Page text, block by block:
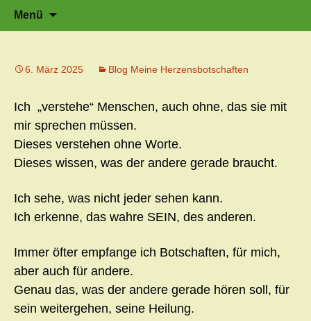
ZumHerzflüstern – Sonja Schwarzmaier –
Herzfluestern.de
Zeit für neue Wege
Menü
nach:
6. März 2025 Blog Meine Herzensbotschaften
Ich „verstehe“ Menschen, auch ohne, das sie mit
mir sprechen müssen.
Dieses verstehen ohne Worte.
Dieses wissen, was der andere gerade braucht.
Ich sehe, was nicht jeder sehen kann.
Ich erkenne, das wahre SEIN, des anderen.
Immer öfter empfange ich Botschaften, für mich,
aber auch für andere.
Genau das, was der andere gerade hören soll, für
sein weitergehen, seine Heilung.